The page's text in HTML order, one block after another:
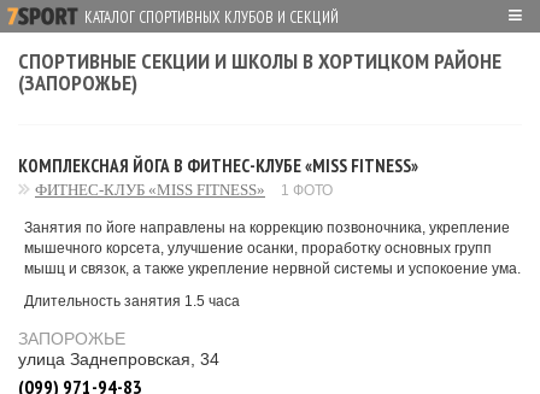
КАТАЛОГ СПОРТИВНЫХ КЛУБОВ И СЕКЦИЙ ≡
СПОРТИВНЫЕ СЕКЦИИ И ШКОЛЫ В ХОРТИЦКОМ РАЙОНЕ
(ЗАПОРОЖЬЕ)
КОМПЛЕКСНАЯ ЙОГА В ФИТНЕС-КЛУБЕ «MISS FITNESS»
ФИТНЕС-КЛУБ «MISS FITNESS» 1 ФОТО
Занятия по йоге направлены на коррекцию позвоночника, укрепление
мышечного корсета, улучшение осанки, проработку основных групп
мышц и связок, а также укрепление нервной системы и успокоение ума.
Длительность занятия 1.5 часа
ЗАПОРОЖЬЕ
улица Заднепровская, 34
(099) 971-94-83